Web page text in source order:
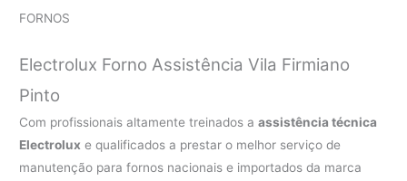
FORNOS
Electrolux Forno Assistência Vila Firmiano
Pinto
Com profissionais altamente treinados aassistência técnica
Electrolux e qualificados a prestar o melhor serviço de
manutenção para fornos nacionais e importados da marca